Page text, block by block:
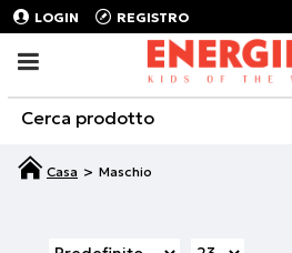
LOGIN REGISTRO
Maschio